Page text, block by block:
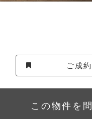
ご成
この物件を